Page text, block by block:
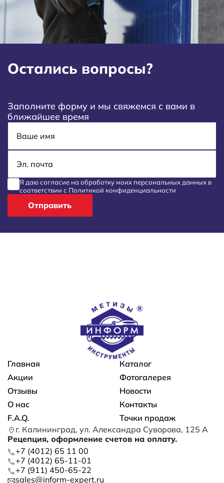
Остались вопросы?
Заполните форму и мы свяжемся с вами в
ближайшее время
Я даю согласие на обработку моих персональных данных в
соответствии с Политикой конфиденциальности
Отправить
Основная навигация
Главная
Каталог
Акции
Фотогалерея
Отзывы
Новости
О нас
Контакты
F.A.Q.
Точки продаж
г. Калининград, ул. Александра Суворова, 125 А
Рецепция, оформление счетов на оплату.
+7 (4012) 65 11 00
+7 (4012) 65-11-01
+7 (911) 450-65-22
sales@inform-expert.ru